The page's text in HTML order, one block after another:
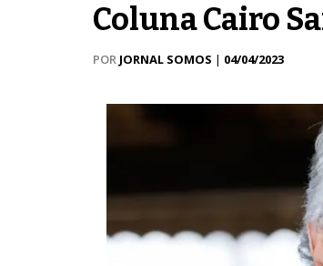
Coluna Cairo
POR JORNAL SOMOS | 04/04/2023